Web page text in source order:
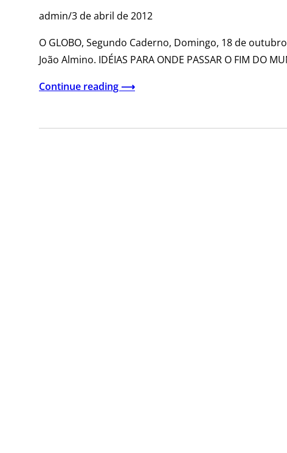
admin/3 de abril de 2012
O GLOBO, Segundo Caderno, Domingo, 18 de outubro
João Almino. IDÉIAS PARA ONDE PASSAR O FIM DO
Continue reading ⟶